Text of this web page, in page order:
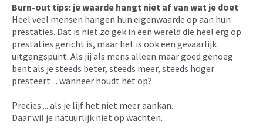
Burn-out tips: je waarde hangt niet af van wat je doet
Heel veel mensen hangen hun eigenwaarde op aan hun
prestaties. Dat is niet zo gek in een wereld die heel erg op
prestaties gericht is, maar het is ook een gevaarlijk
uitgangspunt. Als jij als mens alleen maar goed genoeg
bent als je steeds beter, steeds meer, steeds hoger
presteert ... wanneer houdt het op?
Precies ... als je lijf het niet meer aankan.
Daar wil je natuurlijk niet op wachten.